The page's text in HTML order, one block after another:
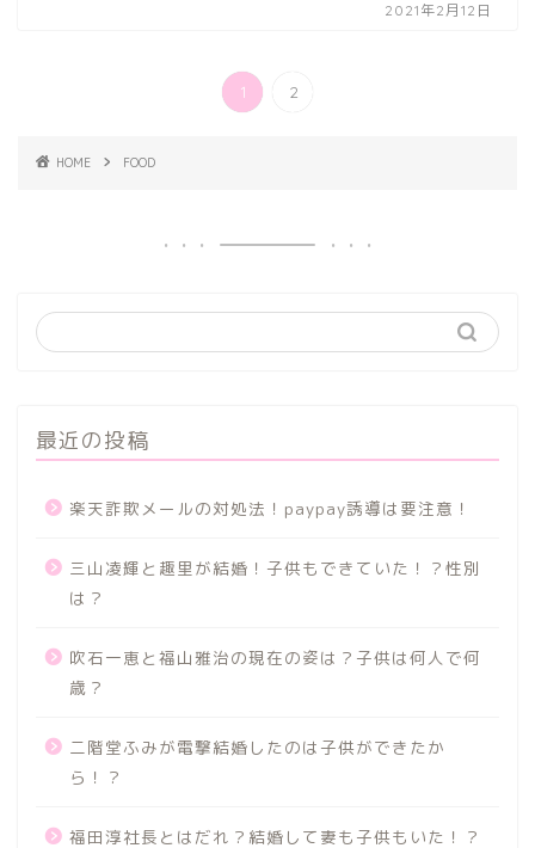
2021年2月12日
1 2
HOME FOOD
最近の投稿
楽天詐欺メールの対処法！paypay誘導は要注意！
三山凌輝と趣里が結婚！子供もできていた！？性別
は？
吹石一恵と福山雅治の現在の姿は？子供は何人で何
歳？
二階堂ふみが電撃結婚したのは子供ができたか
ら！？
福田淳社長とはだれ？結婚して妻も子供もいた！？